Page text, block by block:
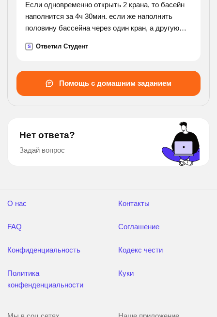
Если одновременно открыть 2 крана, то басейн
наполнится за 4ч 30мин. если же наполнить
половину бассейна через один кран, а другую
бассейна потребуется 12 ч. за какое время
S Ответил Студент
Помощь с домашним заданием
Нет ответа?
Задай вопрос
О нас
FAQ
Конфиденциальность
Политика
конфенденциальности
Контакты
Соглашение
Кодекс чести
Куки